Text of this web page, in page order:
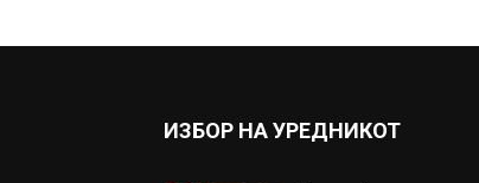
ИЗБОР НА УРЕДНИКОТ